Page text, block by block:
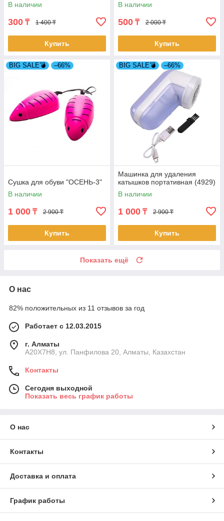
В наличии
300 ₸ 1 400 ₸
Купить
В наличии
500 ₸ 2 000 ₸
Купить
BIG SALE💣 –66%
Сушка для обуви "ОСЕНЬ-3"
В наличии
1 000 ₸ 2 900 ₸
Купить
BIG SALE💣 –66%
Машинка для удаления
катышков портативная (4929)
В наличии
1 000 ₸ 2 900 ₸
Купить
Показать ещё
О нас
82% положительных из 11 отзывов за год
Работает с 12.03.2015
г. Алматы
A20X7H8, ул. Панфилова 20, Алматы, Казахстан
Контакты
Сегодня выходной
Показать весь график работы
О нас
Контакты
Доставка и оплата
График работы